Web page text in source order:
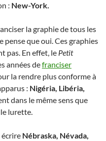
: New-York.
la graphie de tous les
pense que oui. Ces graphies
pas. En effet, le Petit
années defranciser
la rendre plus conforme à
: Nigéria, Libéria,
dans le même sens que
lurette.
écrire Nébraska, Névada,